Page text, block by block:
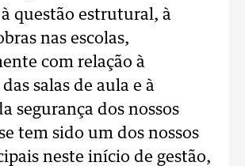
questão estrutural, à
nas escolas,
com relação à
salas de aula e à
segurança dos nossos
tem sido um dos nossos
neste início de gestão,